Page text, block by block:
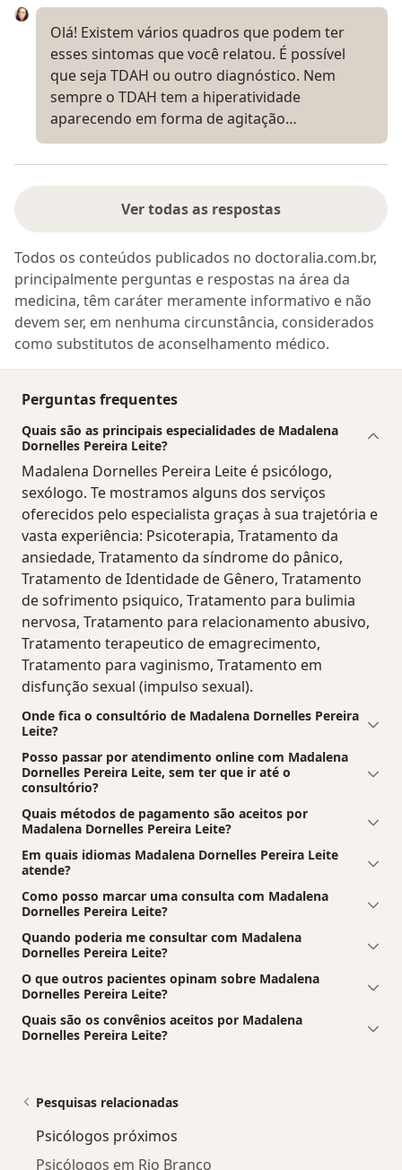
Olá! Existem vários quadros que podem ter
esses sintomas que você relatou. É possível
que seja TDAH ou outro diagnóstico. Nem
sempre o TDAH tem a hiperatividade
aparecendo em forma de agitação…
Ver todas as respostas
Todos os conteúdos publicados no doctoralia.com.br,
principalmente perguntas e respostas na área da
medicina, têm caráter meramente informativo e não
devem ser, em nenhuma circunstância, considerados
como substitutos de aconselhamento médico.
Perguntas frequentes
Quais são as principais especialidades de Madalena
Dornelles Pereira Leite?
Madalena Dornelles Pereira Leite é psicólogo,
sexólogo. Te mostramos alguns dos serviços
oferecidos pelo especialista graças à sua trajetória e
vasta experiência: Psicoterapia, Tratamento da
ansiedade, Tratamento da síndrome do pânico,
Tratamento de Identidade de Gênero, Tratamento
de sofrimento psiquico, Tratamento para bulimia
nervosa, Tratamento para relacionamento abusivo,
Tratamento terapeutico de emagrecimento,
Tratamento para vaginismo, Tratamento em
disfunção sexual (impulso sexual).
Onde fica o consultório de Madalena Dornelles Pereira
Leite?
Posso passar por atendimento online com Madalena
Dornelles Pereira Leite, sem ter que ir até o
consultório?
Quais métodos de pagamento são aceitos por
Madalena Dornelles Pereira Leite?
Em quais idiomas Madalena Dornelles Pereira Leite
atende?
Como posso marcar uma consulta com Madalena
Dornelles Pereira Leite?
Quando poderia me consultar com Madalena
Dornelles Pereira Leite?
O que outros pacientes opinam sobre Madalena
Dornelles Pereira Leite?
Quais são os convênios aceitos por Madalena
Dornelles Pereira Leite?
Pesquisas relacionadas
Psicólogos próximos
Psicólogos em Rio Branco